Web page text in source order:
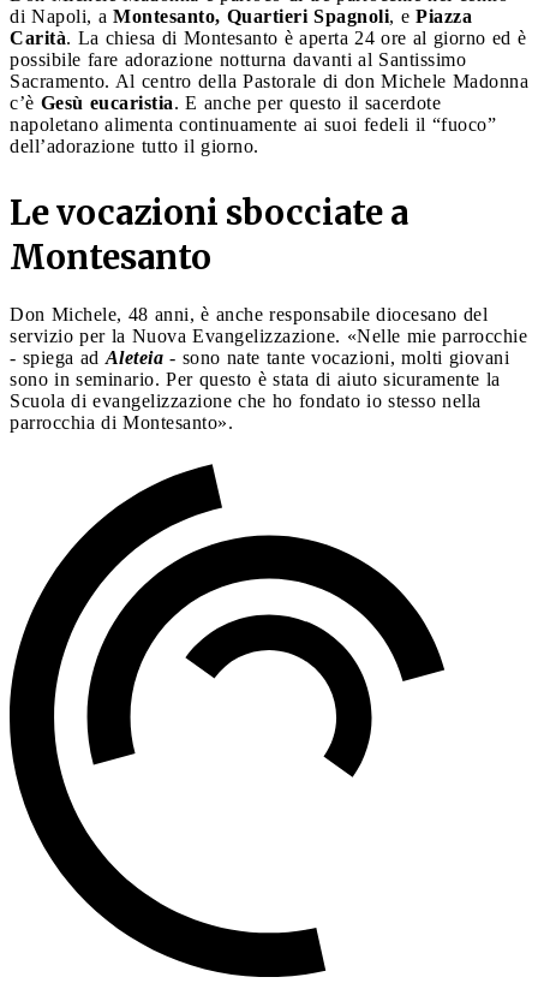
di Napoli, a Montesanto, Quartieri Spagnoli, e Piazza
Carità. La chiesa di Montesanto è aperta 24 ore al giorno ed è
possibile fare adorazione notturna davanti al Santissimo
Sacramento. Al centro della Pastorale di don Michele Madonna
c’è Gesù eucaristia. E anche per questo il sacerdote
napoletano alimenta continuamente ai suoi fedeli il “fuoco”
dell’adorazione tutto il giorno.
Le vocazioni sbocciate a
Montesanto
Don Michele, 48 anni, è anche responsabile diocesano del
servizio per la Nuova Evangelizzazione. «Nelle mie parrocchie
- spiega ad Aleteia - sono nate tante vocazioni, molti giovani
sono in seminario. Per questo è stata di aiuto sicuramente la
Scuola di evangelizzazione che ho fondato io stesso nella
parrocchia di Montesanto».